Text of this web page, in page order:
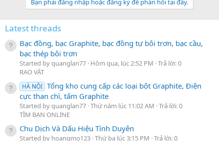
LIÊN HỆ:
TỔNG: 500K
LƯU Ý:
- Đẹp trai, gym hoặc có mùi càng nặng thì sẽ
có thêm tiền thưởng, ĐẶC BIỆT:
gym xong mà chơi luôn sẽ có thưởng cao
- Có thể làm hết hoặc tùy chọn theo ý các anh
- Mỗi ngày chỉ tiếp tối đa 2 anh
YÊU CẦU:
- Trai thẳng 100%, men, đẹp, ốm hoặc gym
(không mập), dưới 26 tuổi
Latest threads
Bạc đồng, bạc Graphite, bạc đồng tự bôi trơn, bạc cầu,
bạc thép bôi trơn
Started by quanglan77 Hôm qua, lúc 2:52 PM Trả lời: 0
RAO VẶT
HÀ NỘI Tổng kho cung cấp các loại bột Graphite, Điện
cực than chì, tấm Graphite
Started by quanglan77 Thứ năm lúc 11:02 AM Trả lời: 0
TÌM BẠN ONLINE
Chu Dịch Và Dấu Hiệu Tình Duyên
Started by hoangmo123 Thứ ba lúc 3:15 PM Trả lời: 0